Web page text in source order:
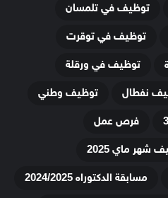
توظيف في تلمسان
توظيف في توقرت
توظيف في ورقلة
نفطال
توظيف وطني
فرص عمل
ماي 2025
مسابقة الدكتوراه 2024/2025